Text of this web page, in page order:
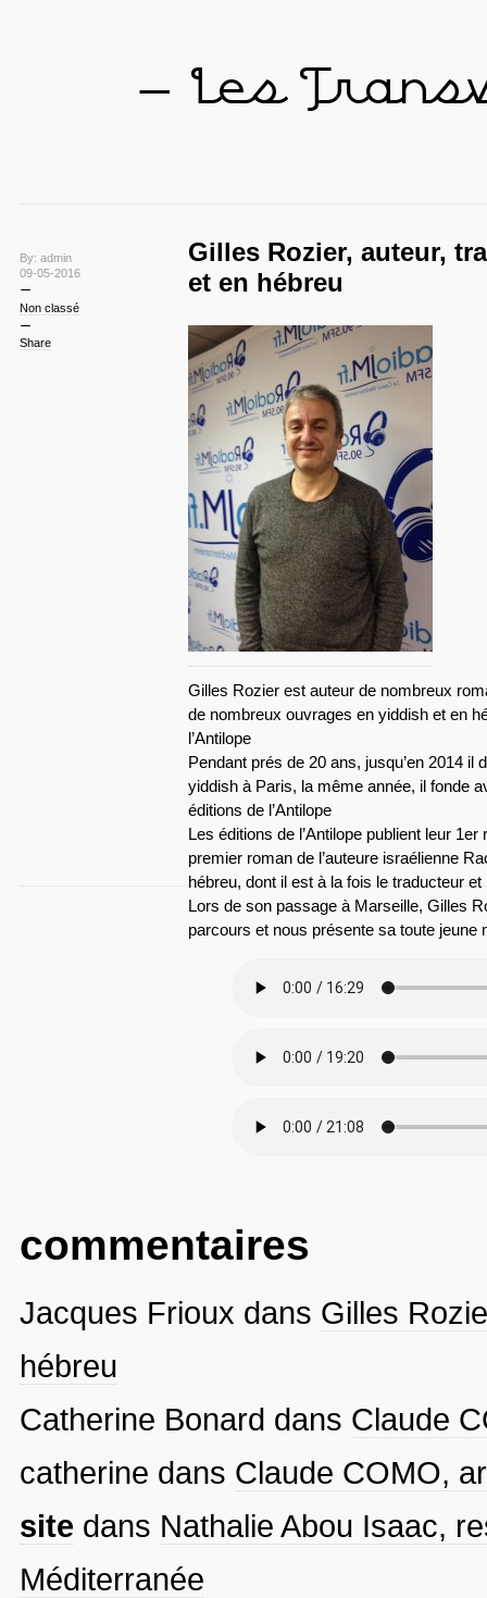
— Les
By: admin
09-05-2016
Non classé
Share
Gilles Rozier, auteur,
et en hébreu
Gilles Rozier est auteur de nombreux
de nombreux ouvrages en yiddish et en
l’Antilope
Pendant prés de 20 ans, jusqu’en 2014 il
yiddish à Paris, la même année, il fonde
éditions de l’Antilope
Les éditions de l’Antilope publient leur
premier roman de l’auteure israélienne
hébreu, dont il est à la fois le traducteur et
Lors de son passage à Marseille, Gilles
parcours et nous présente sa toute jeune
commentaires
Jacques Frioux dans Gilles
hébreu
Catherine Bonard dans Claude
catherine dans Claude COMO,
site dans Nathalie Abou Isaac,
Méditerranée